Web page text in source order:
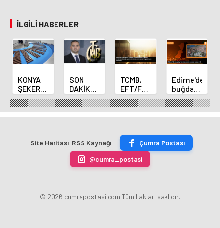
İLGILI HABERLER
KONYA
ŞEKER
YILLIK 7
BİN 500
TON
ÜRETİLECEK
SON
DAKİKA
HABERİ:
Yeni
Merkez
Fatih
Karahan
oldu
TCMB,
EFT/FAST
işlemleri
için
fazla
uygulamasını
kaldırdı
Edirne'de
buğday
ve arpa
ekim
sezonu
erdi
Site Haritası RSS Kaynağı
Çumra Postası
@cumra_postasi
© 2026 cumrapostasi.com Tüm hakları saklıdır.